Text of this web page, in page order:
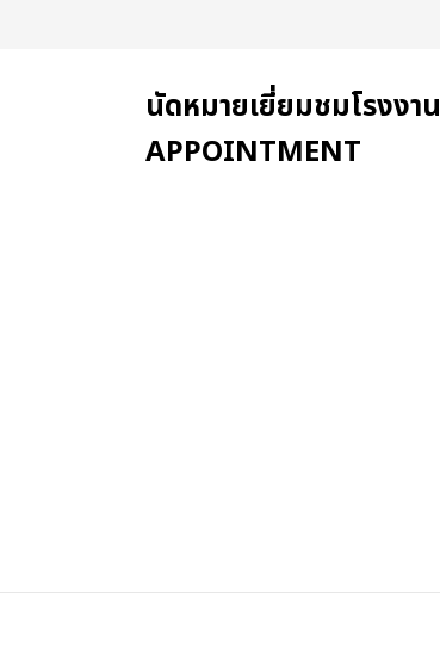
นัดหมายเยี่ยมชมโรงงาน
APPOINTMENT